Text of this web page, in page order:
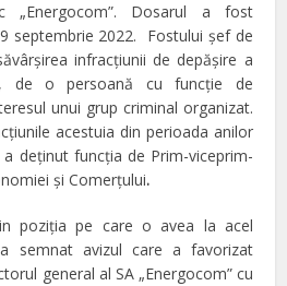
„Energocom”. Dosarul a fost
septembrie 2022. Fostului șef de
infracțiunii de depășire a
de o persoană cu funcție de
unui grup criminal organizat.
acestuia din perioada anilor
deținut funcția de Prim-viceprim-
și Comerțului.
poziția pe care o avea la acel
semnat avizul care a favorizat
general al SA „Energocom” cu